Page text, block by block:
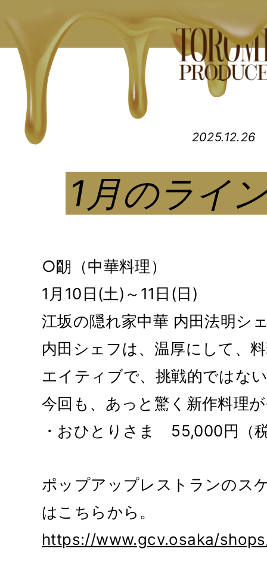
2025.12.26
1月のライ
○朙（中華料理）
1月10日(土)～11日(日)
江坂の隠れ家中華 内田法明シ
内田シェフは、温厚にして、
エイティブで、挑戦的ではな
今回も、あっと驚く新作料理
・おひとりさま 55,000円（
ポップアップレストランのス
はこちらから。
https://www.gcv.osaka/